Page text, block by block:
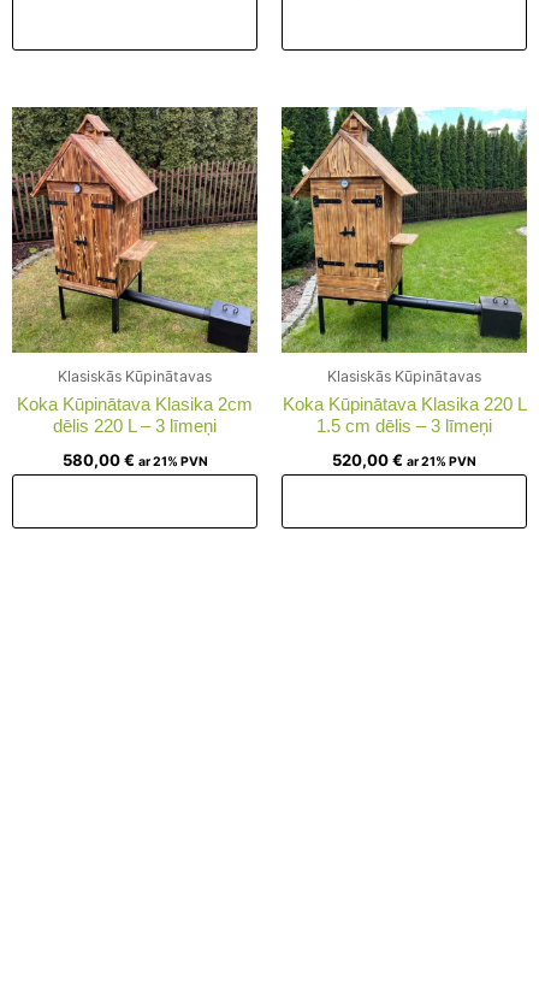
Klasiskās Kūpinātavas
Koka Kūpinātava Klasika 2cm
dēlis 220 L – 3 līmeņi
580,00€ ar 21% PVN
Klasiskās Kūpinātavas
Koka Kūpinātava Klasika 220 L
1.5 cm dēlis – 3 līmeņi
520,00€ ar 21% PVN